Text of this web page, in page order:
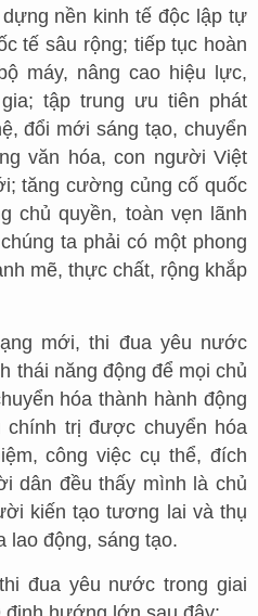
nền kinh tế độc lập tự
tế sâu rộng; tiếp tục hoàn
máy, nâng cao hiệu lực,
tập trung ưu tiên phát
đổi mới sáng tạo, chuyển
văn hóa, con người Việt
tăng cường củng cố quốc
chủ quyền, toàn vẹn lãnh
ta phải có một phong
mẽ, thực chất, rộng khắp
mới, thi đua yêu nước
thái năng động để mọi chủ
hóa thành hành động
trị được chuyển hóa
công việc cụ thể, đích
dân đều thấy mình là chủ
kiến tạo tương lai và thụ
lao động, sáng tạo.
đua yêu nước trong giai